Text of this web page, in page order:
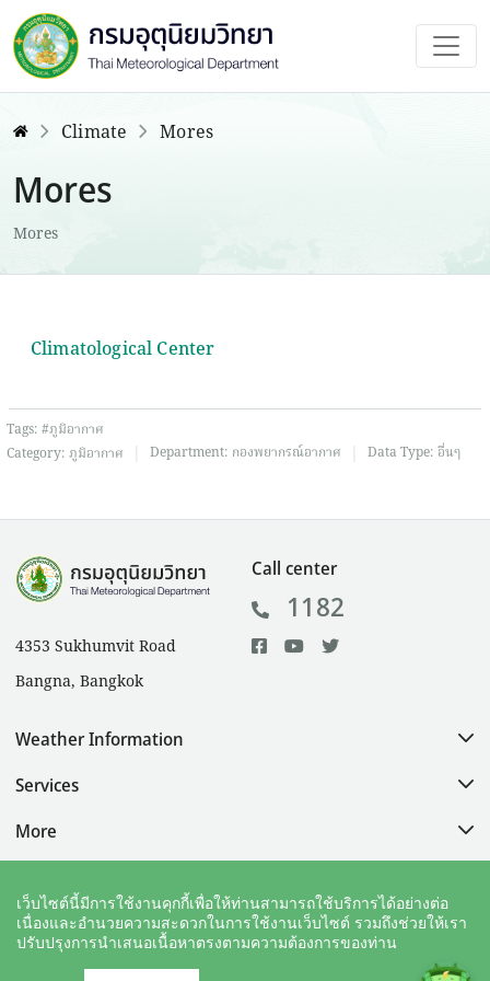
Climate Mores
Mores
Mores
Climatological Center
Tags: #ภูมิอากาศ
Category: ภูมิอากาศ Department: กองพยากรณ์อากาศ Data Type: อื่นๆ
4353 Sukhumvit Road
Bangna, Bangkok
Call center
1182
Weather Information
Services
More
เว็บไซต์นี้มีการใช้งานคุกกี้เพื่อให้ท่านสามารถใช้บริการได้อย่างต่อ
เนื่องและอำนวยความสะดวกในการใช้งานเว็บไซต์ รวมถึงช่วยให้เรา
ปรับปรุงการนำเสนอเนื้อหาตรงตามความต้องการของท่าน